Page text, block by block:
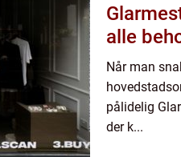
alle
Når man
pålidelig
der k...